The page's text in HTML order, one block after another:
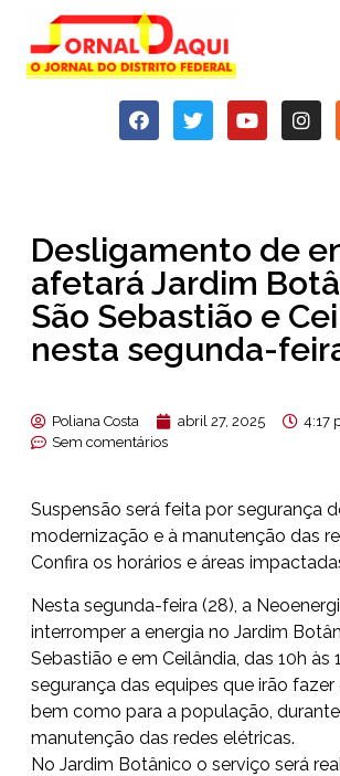
Desligamento de
afetará Jardim
São Sebastião e
nesta segunda-
Poliana Costa abril 27, 2025
4:17
Sem comentários
Suspensão será feita por segurança
modernização e à manutenção das
Confira os horários e áreas
Nesta segunda-feira (28), a
interromper a energia no Jardim
Sebastião e em Ceilândia, das 10h às
segurança das equipes que irão fazer
bem como para a população,
manutenção das redes elétricas.
No Jardim Botânico o serviço será